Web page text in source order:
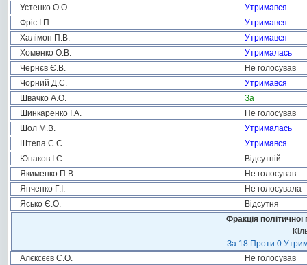
Устенко О.О.
Утримався
Фріс І.П.
Утримався
Халімон П.В.
Утримався
Хоменко О.В.
Утрималась
Чернєв Є.В.
Не голосував
Чорний Д.С.
Утримався
Швачко А.О.
За
Шинкаренко І.А.
Не голосував
Шол М.В.
Утрималась
Штепа С.С.
Утримався
Юнаков І.С.
Відсутній
Якименко П.В.
Не голосував
Янченко Г.І.
Не голосувала
Ясько Є.О.
Відсутня
Фракція
За:18 Проти:0
Алєксєєв С.О.
Не голосував